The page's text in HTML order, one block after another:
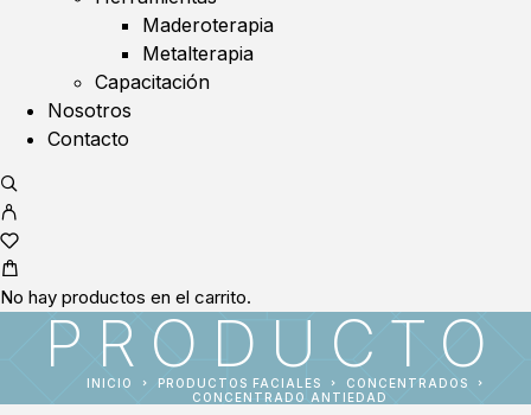
Maderoterapia
Metalterapia
Capacitación
Nosotros
Contacto
No hay productos en el carrito.
PRODUCTO
INICIO PRODUCTOS FACIALES
CONCENTRADOS
CONCENTRADO ANTIEDAD